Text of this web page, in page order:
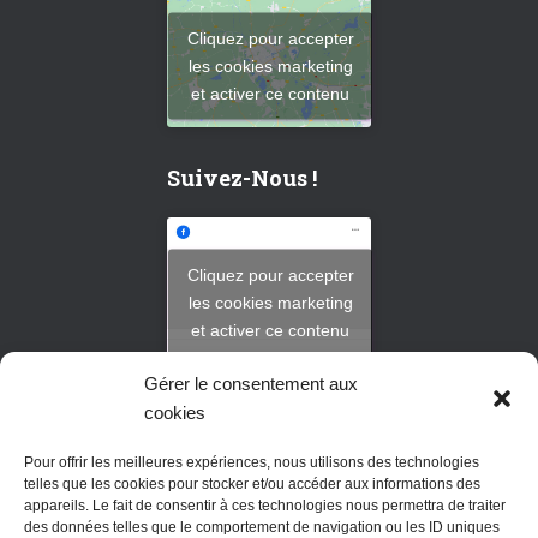
Gérer le consentement aux
cookies
Pour offrir les meilleures expériences, nous utilisons des technologies
telles que les cookies pour stocker et/ou accéder aux informations des
appareils. Le fait de consentir à ces technologies nous permettra de traiter
des données telles que le comportement de navigation ou les ID uniques
c
h
r
Cliquez pour accepter
les cookies marketing
et activer ce contenu
Suivez-Nous !
Cliquez pour accepter
les cookies marketing
et activer ce contenu
PAGE ACCUEIL
MENU DU JOUR